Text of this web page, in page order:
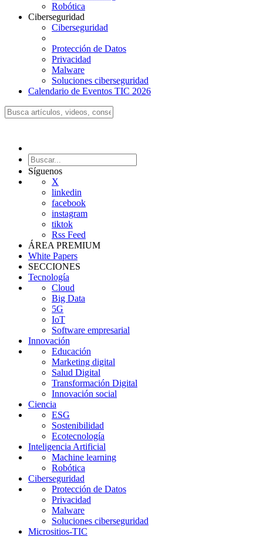
Robótica
Ciberseguridad
Ciberseguridad
Protección de Datos
Privacidad
Malware
Soluciones ciberseguridad
Calendario de Eventos TIC 2026
Síguenos
X
linkedin
facebook
instagram
tiktok
Rss Feed
ÁREA PREMIUM
White Papers
SECCIONES
Tecnología
Cloud
Big Data
5G
IoT
Software empresarial
Innovación
Educación
Marketing digital
Salud Digital
Transformación Digital
Innovación social
Ciencia
ESG
Sostenibilidad
Ecotecnología
Inteligencia Artificial
Machine learning
Robótica
Ciberseguridad
Protección de Datos
Privacidad
Malware
Soluciones ciberseguridad
Micrositios-TIC